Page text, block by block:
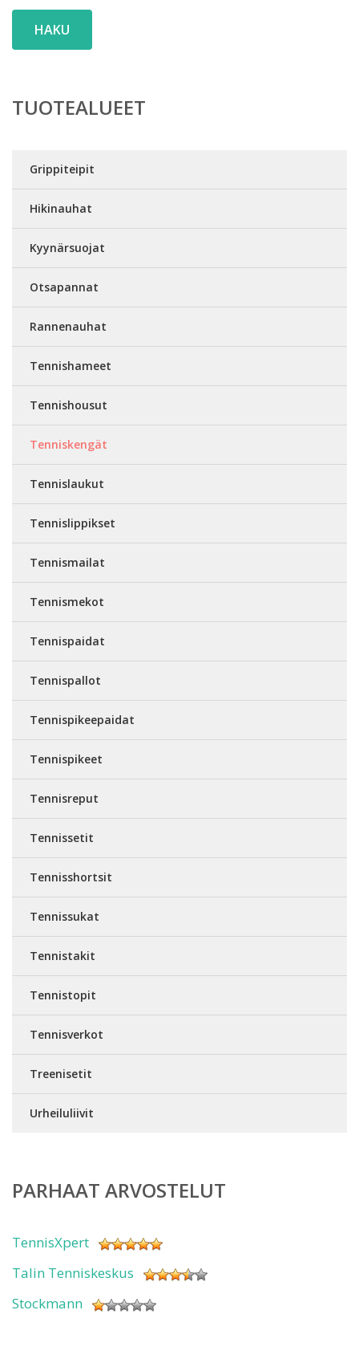
HAKU
TUOTEALUEET
Grippiteipit
Hikinauhat
Kyynärsuojat
Otsapannat
Rannenauhat
Tennishameet
Tennishousut
Tenniskengät
Tennislaukut
Tennislippikset
Tennismailat
Tennismekot
Tennispaidat
Tennispallot
Tennispikeepaidat
Tennispikeet
Tennisreput
Tennissetit
Tennisshortsit
Tennissukat
Tennistakit
Tennistopit
Tennisverkot
Treenisetit
Urheiluliivit
PARHAAT ARVOSTELUT
TennisXpert
Talin Tenniskeskus
Stockmann